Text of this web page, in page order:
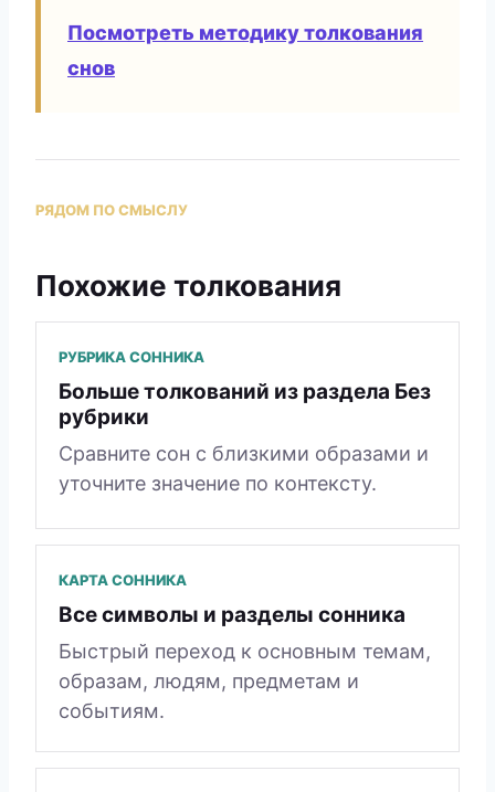
Посмотреть методику толкования
снов
РЯДОМ ПО СМЫСЛУ
Похожие толкования
РУБРИКА СОННИКА
Больше толкований из раздела Без
рубрики
Сравните сон с близкими образами и
уточните значение по контексту.
КАРТА СОННИКА
Все символы и разделы сонника
Быстрый переход к основным темам,
образам, людям, предметам и
событиям.